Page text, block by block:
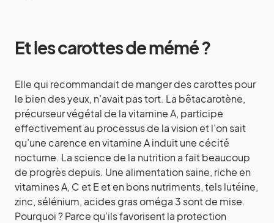
Et les carottes de mémé ?
Elle qui recommandait de manger des carottes pour
le bien des yeux, n’avait pas tort. La bêtacarotène,
précurseur végétal de la vitamine A, participe
effectivement au processus de la vision et l’on sait
qu’une carence en vitamine A induit une cécité
nocturne. La science de la nutrition a fait beaucoup
de progrès depuis. Une alimentation saine, riche en
vitamines A, C et E et en bons nutriments, tels lutéine,
zinc, sélénium, acides gras oméga 3 sont de mise.
Pourquoi ? Parce qu’ils favorisent la protection